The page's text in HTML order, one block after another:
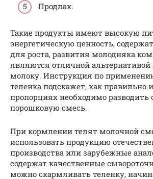
Продлак.
Такие продукты имеют высокую
энергетическую ценность,
для роста, развития молодняка
являются отличной
молоку. Инструкция по
теленка подскажет, как правильно
пропорциях необходимо разводить
порошковую смесь.
При кормлении телят молочной
использовать продукцию
производства или зарубежные
содержат качественные
можно скармливать теленку,